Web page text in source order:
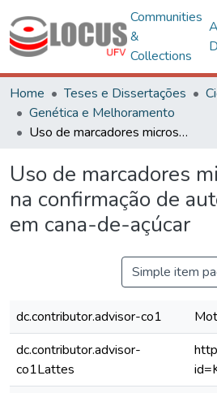
Communities
&
Collections
Home Teses e Dissertações
Genética e Melhoramento
Uso de marcadores microssatélites na confirmação de autofecundação em cana-de-açúcar
Uso de marcadores
na confirmação de
em cana-de-açúcar
Simple item
dc.contributor.advisor-co1
dc.contributor.advisor-
co1Lattes